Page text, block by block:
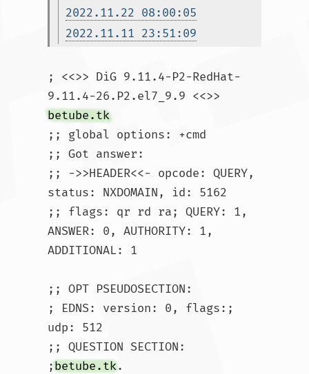
2022.11.22 08:00:05
2022.11.11 23:51:09
; <<>> DiG 9.11.4-P2-RedHat-
9.11.4-26.P2.el7_9.9 <<>>
betube.tk
;; global options: +cmd
;; Got answer:
;; ->>HEADER<<- opcode: QUERY,
status: NXDOMAIN, id: 5162
;; flags: qr rd ra; QUERY: 1,
ANSWER: 0, AUTHORITY: 1,
ADDITIONAL: 1
;; OPT PSEUDOSECTION:
; EDNS: version: 0, flags:;
udp: 512
;; QUESTION SECTION:
;betube.tk.